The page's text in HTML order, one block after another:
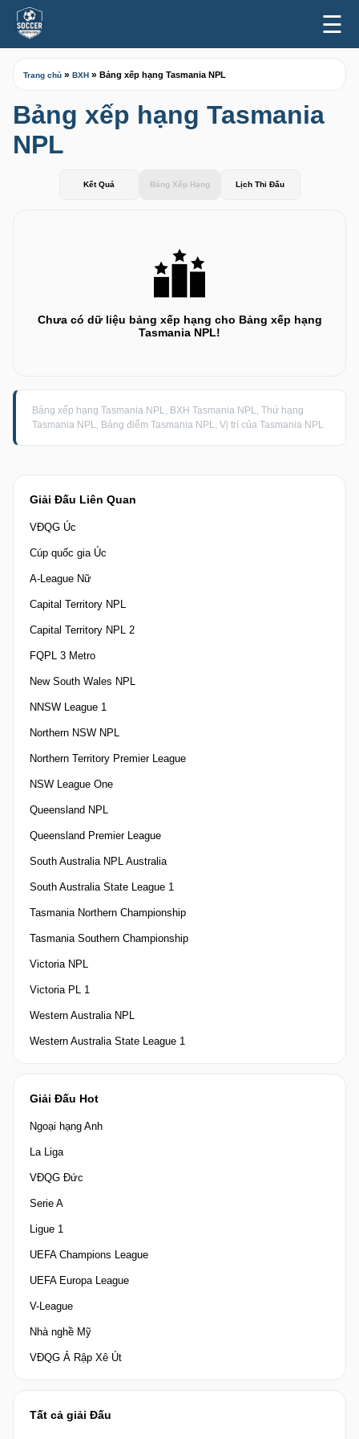
☰
Giải Đấu Liên Quan
VĐQG Úc
Cúp quốc gia Úc
A-League Nữ
Capital Territory NPL
Capital Territory NPL 2
FQPL 3 Metro
New South Wales NPL
NNSW League 1
Northern NSW NPL
Northern Territory Premier League
NSW League One
Queensland NPL
Queensland Premier League
South Australia NPL Australia
South Australia State League 1
Tasmania Northern Championship
Tasmania Southern Championship
Victoria NPL
Victoria PL 1
Western Australia NPL
Western Australia State League 1
Giải Đấu Hot
Ngoại hạng Anh
La Liga
VĐQG Đức
Serie A
Ligue 1
UEFA Champions League
UEFA Europa League
V-League
Nhà nghề Mỹ
VĐQG Ả Rập Xê Út
Tất cả giải Đấu
Trang chủ » BXH » Bảng xếp hạng Tasmania NPL
Bảng xếp hạng Tasmania
NPL
Kết Quả Bảng Xếp Hạng Lịch Thi Đấu
Chưa có dữ liệu bảng xếp hạng cho Bảng xếp hạng
Tasmania NPL!
Bảng xếp hạng Tasmania NPL, BXH Tasmania NPL, Thứ hạng
Tasmania NPL, Bảng điểm Tasmania NPL, Vị trí của Tasmania NPL